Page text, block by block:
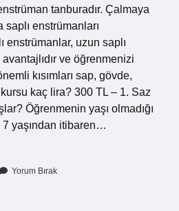
tanburadır. Çalmaya
saplı enstrümanları
enstrümanlar, uzun saplı
ve öğrenmenizi
kısımları sap, gövde,
kaç lira? 300 TL – 1. Saz
Öğrenmenin yaşı olmadığı
yaşından itibaren…
Yorum Bırak